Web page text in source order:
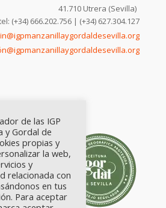
41.710 Utrera (Sevilla)
(+34) 666.202.756 | (+34) 627.304.127
de las IGP
y Gordal de
propias y
la web,
y
relacionada con
en tus
Para aceptar